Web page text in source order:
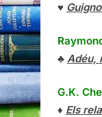
♥
♣ Adéu,
G.K.
♦ Els